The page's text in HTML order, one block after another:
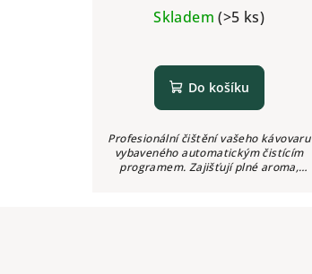
cena:
Skladem(>5 ks)
Do košíku
Profesionální čištění vašeho kávovaru
vybaveného automatickým čistícím
programem. Zajišťují plné aroma,